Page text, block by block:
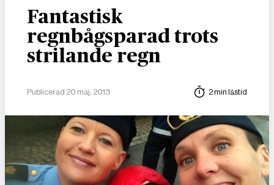
Fantastisk
regnbågsparad trots
strilande regn
Publicerad 20 maj, 2013 2 min lästid